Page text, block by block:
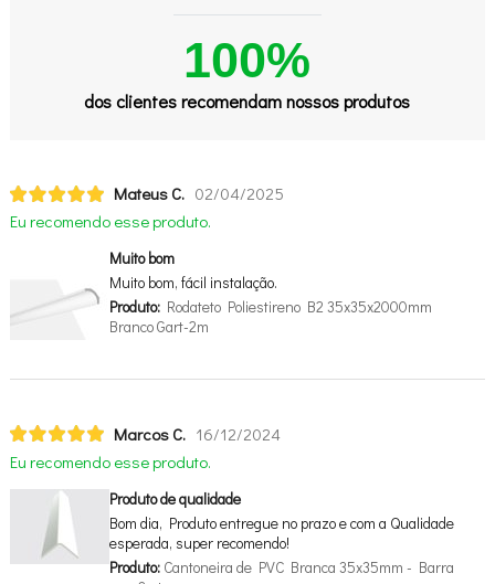
100%
dos clientes recomendam nossos produtos
Mateus C. 02/04/2025
Eu recomendo esse produto.
Muito bom
Muito bom, fácil instalação.
Produto:Rodateto Poliestireno B2 35x35x2000mm
Branco Gart-2m
Marcos C. 16/12/2024
Eu recomendo esse produto.
Produto de qualidade
Bom dia, Produto entregue no prazo e com a Qualidade
esperada, super recomendo!
Produto:Cantoneira de PVC Branca 35x35mm - Barra